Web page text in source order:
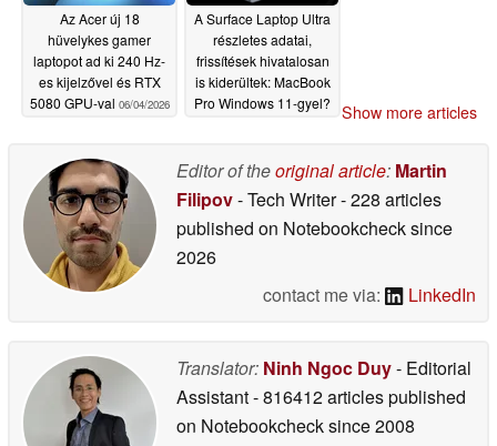
Az Acer új 18
hüvelykes gamer
laptopot ad ki 240 Hz-
es kijelzővel és RTX
5080 GPU-val 06/04/2026
A Surface Laptop Ultra
részletes adatai,
frissítések hivatalosan
is kiderültek: MacBook
Pro Windows 11-gyel?
Show more articles
Editor of theoriginal article: Martin
Filipov- Tech Writer- 228 articles
published on Notebookchecksince
2026
contact me via:
LinkedIn
Translator: Ninh Ngoc Duy- Editorial
Assistant- 816412 articles published
on Notebookchecksince 2008